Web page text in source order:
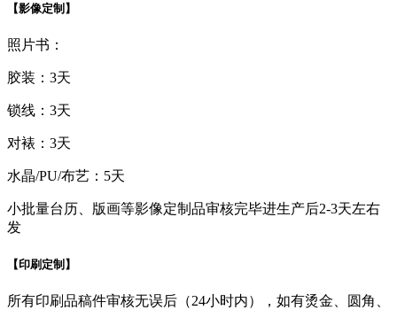
【影像定制】
照片书：
胶装：3天
锁线：3天
对裱：3天
水晶/PU/布艺：5天
小批量台历、版画等影像定制品审核完毕进生产后2-3天左右
发
【印刷定制】
所有印刷品稿件审核无误后（24小时内），如有烫金、圆角、